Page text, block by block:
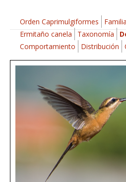
Orden Caprimulgiformes
Ermitaño canela
Taxonomía
Comportamiento
Distribución